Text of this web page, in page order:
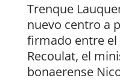
Trenque
nuevo centro a
firmado entre el
Recoulat, el
bonaerense